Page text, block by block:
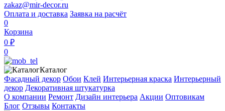
zakaz@mir-decor.ru
Оплата и доставка Заявка на расчёт
0
Корзина
0 ₽
0
Каталог
Фасадный декор Обои Клей Интерьерная краска Интерьерный
декор Декоративная штукатурка
О компании Ремонт Дизайн интерьера Акции Оптовикам
Блог Отзывы Контакты